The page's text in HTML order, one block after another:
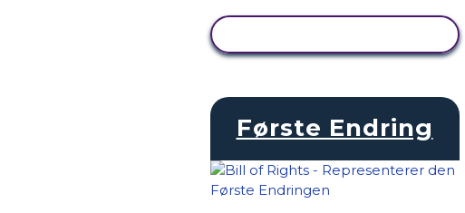
Første Endring